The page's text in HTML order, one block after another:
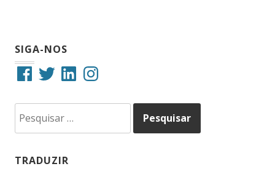
SIGA-NOS
FacebookTwitterLinkedInInstagram
por:
TRADUZIR